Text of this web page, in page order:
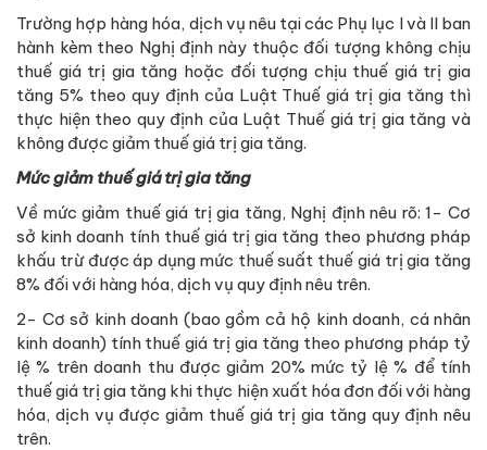
Trường hợp hàng hóa, dịch vụ nêu tại các Phụ lục I và II ban
hành kèm theo Nghị định này thuộc đối tượng không chịu
thuế giá trị gia tăng hoặc đối tượng chịu thuế giá trị gia
tăng 5% theo quy định của Luật Thuế giá trị gia tăng thì
thực hiện theo quy định của Luật Thuế giá trị gia tăng và
không được giảm thuế giá trị gia tăng.
Mức giảm thuế giá trị gia tăng
Về mức giảm thuế giá trị gia tăng, Nghị định nêu rõ: 1- Cơ
sở kinh doanh tính thuế giá trị gia tăng theo phương pháp
khấu trừ được áp dụng mức thuế suất thuế giá trị gia tăng
8% đối với hàng hóa, dịch vụ quy định nêu trên.
2- Cơ sở kinh doanh (bao gồm cả hộ kinh doanh, cá nhân
kinh doanh) tính thuế giá trị gia tăng theo phương pháp tỷ
lệ % trên doanh thu được giảm 20% mức tỷ lệ % để tính
thuế giá trị gia tăng khi thực hiện xuất hóa đơn đối với hàng
hóa, dịch vụ được giảm thuế giá trị gia tăng quy định nêu
trên.